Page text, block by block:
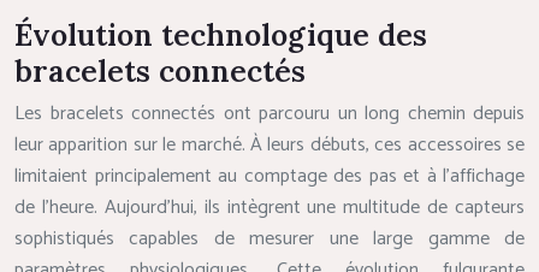
Évolution technologique des
bracelets connectés
Les bracelets connectés ont parcouru un long chemin depuis
leur apparition sur le marché. À leurs débuts, ces accessoires se
limitaient principalement au comptage des pas et à l’affichage
de l’heure. Aujourd’hui, ils intègrent une multitude de capteurs
sophistiqués capables de mesurer une large gamme de